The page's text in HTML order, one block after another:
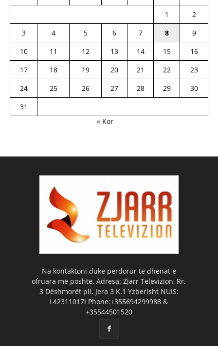
1
2
3
4 5 6 7 8
9
10
11 12 13 14 15
16
17
18 19 20 21 22
23
24
25 26 27 28 29
30
31
« Kor
Na kontaktoni duke përdorur të dhënat e
ofruara më poshtë. Adresa: Zjarr Televizion, Rr.
3 Dëshmorët pll. Jera 3 K.1 Yzberisht NUIS:
L42311017I Phone:+355694299988 &
+35544501520